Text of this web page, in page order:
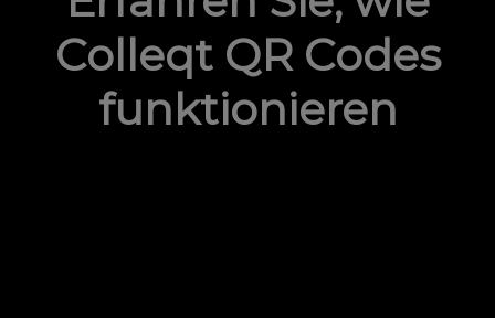
Colleqt QR Codes
funktionieren